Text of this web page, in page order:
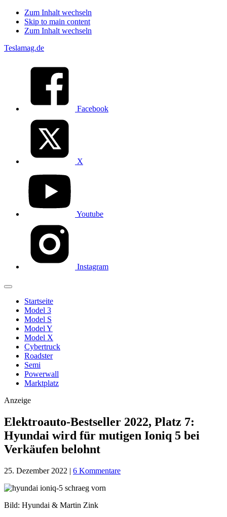
Zum Inhalt wechseln
Skip to main content
Zum Inhalt wechseln
Teslamag.de
Facebook
X
Youtube
Instagram
Startseite
Model 3
Model S
Model Y
Model X
Cybertruck
Roadster
Semi
Powerwall
Marktplatz
Anzeige
Elektroauto-Bestseller 2022, Platz 7:
Hyundai wird für mutigen Ioniq 5 bei
Verkäufen belohnt
25. Dezember 2022 | 6 Kommentare
Bild: Hyundai & Martin Zink